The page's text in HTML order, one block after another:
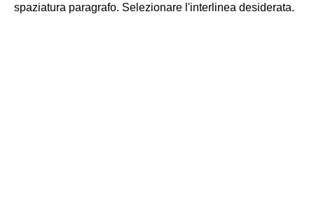
spaziatura paragrafo. Selezionare l'interlinea desiderata.